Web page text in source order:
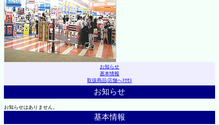
お知らせ
基本情報
取扱商品|店舗へｱｸｾｽ
お知らせ
お知らせはありません。
基本情報